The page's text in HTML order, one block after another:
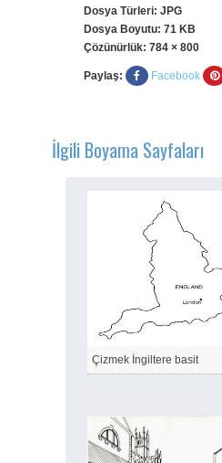
Dosya Türleri: JPG
Dosya Boyutu: 71 KB
Çözünürlük: 784 × 800
Paylaş: Facebook
İlgili Boyama Sayfaları
Çizmek İngiltere basit